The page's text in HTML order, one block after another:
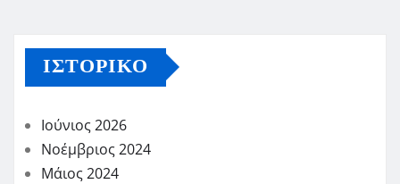
ΙΣΤΟΡΙΚΌ
Ιούνιος 2026
Νοέμβριος 2024
Μάιος 2024